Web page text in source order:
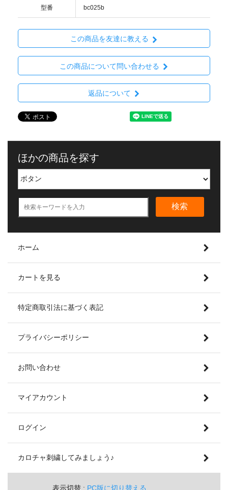
型番 bc025b
この商品を友達に教える
この商品について問い合わせる
返品について
ほかの商品を探す
検索
ホーム
カートを見る
特定商取引法に基づく表記
プライバシーポリシー
お問い合わせ
マイアカウント
ログイン
カロチャ刺繍してみましょう♪
表示切替 : PC版に切り替える